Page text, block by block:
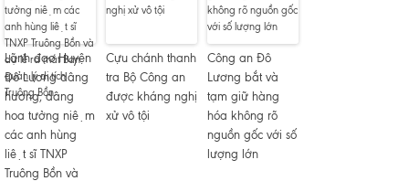
Lãnh đạo Huyện
Đô Lương dâng
hương, dâng
hoa tưởng niệm
các anh hùng
liệt sĩ TNXP
Truông Bồn và
Cựu chánh thanh
tra Bộ Công an
được kháng nghị
xử vô tội
Công an Đô
Lương bắt và
tạm giữ hàng
hóa không rõ
nguồn gốc với số
lượng lớn